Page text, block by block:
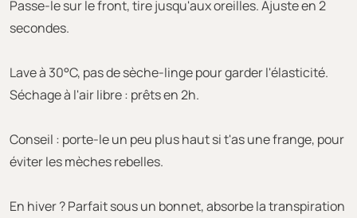
Passe-le sur le front, tire jusqu'aux oreilles. Ajuste en 2
secondes.
Lave à 30°C, pas de sèche-linge pour garder l'élasticité.
Séchage à l'air libre : prêts en 2h.
Conseil : porte-le un peu plus haut si t'as une frange, pour
éviter les mèches rebelles.
En hiver ? Parfait sous un bonnet, absorbe la transpiration